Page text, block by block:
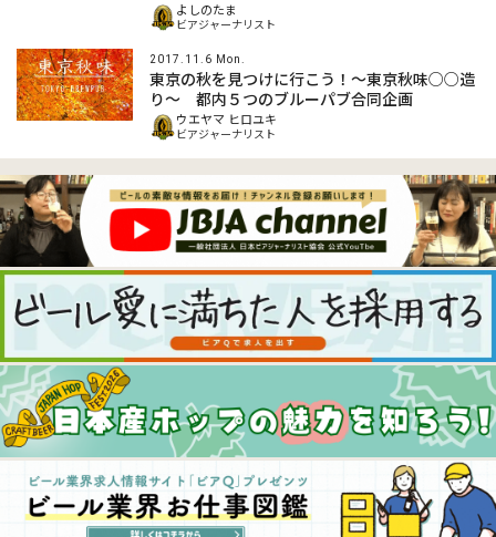
よしのたま
ビアジャーナリスト
2017.11.6 Mon.
東京の秋を見つけに行こう！〜東京秋味○○造
り〜 都内５つのブルーパブ合同企画
ウエヤマ ヒロユキ
ビアジャーナリスト